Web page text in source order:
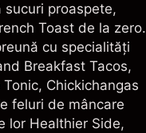
proaspete,
Toast de la zero.
cu specialități
Breakfast Tacos,
Chickichangas
feluri de mâncare
lor Healthier Side,